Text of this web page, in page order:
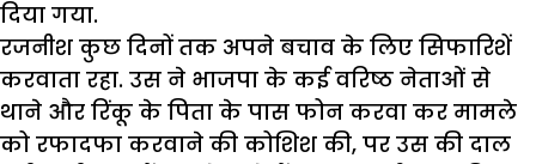
दिया गया.
रजनीश कुछ दिनों तक अपने बचाव के लिए सिफारिशें
करवाता रहा. उस ने भाजपा के कई वरिष्ठ नेताओं से
थाने और रिंकू के पिता के पास फोन करवा कर मामले
को रफादफा करवाने की कोशिश की, पर उस की दाल